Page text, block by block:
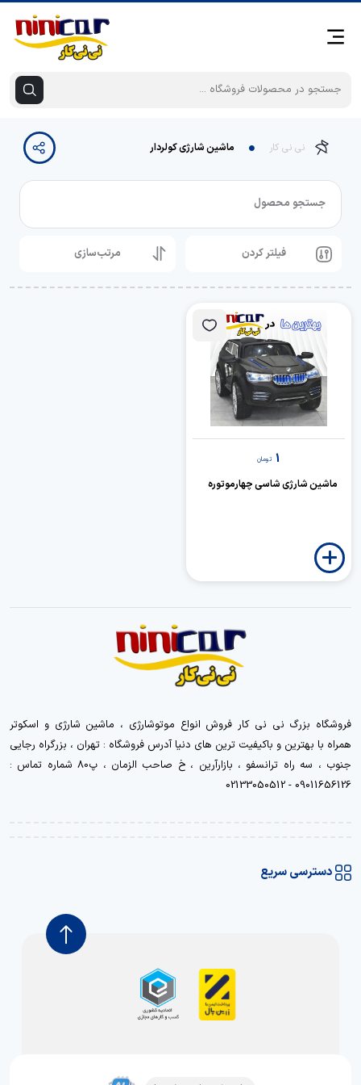
نی نی کار ماشین شارژی کولردار
جستجو محصول
فیلتر کردن مرتب‌سازی
1 تومان
ماشین شارژی شاسی چهارموتوره
فروشگاه بزرگ نی نی کار فروش انواع موتوشارژی ، ماشین شارژی و اسکوتر
همراه با بهترین و باکیفیت ترین های دنیا آدرس فروشگاه : تهران ، بزرگراه رجایی
جنوب ، سه راه ترانسفو ، بازارآرین ، خ صاحب الزمان ، پ80 شماره تماس :
09011656126 - 02133050512
دسترسی سریع